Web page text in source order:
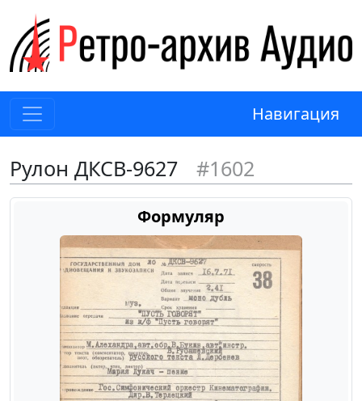
Навигация
Рулон ДКСВ-9627 #1602
Формуляр